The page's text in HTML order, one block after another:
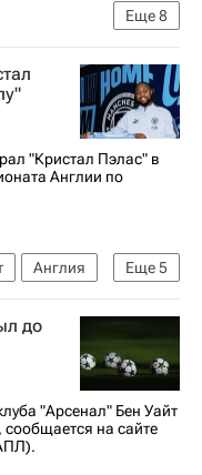
Еще8
футболу)
"Кристал Пэлас" в
Англии по
Еще5
Англия
футболу)
до
"Арсенал" Бен Уайт
на сайте